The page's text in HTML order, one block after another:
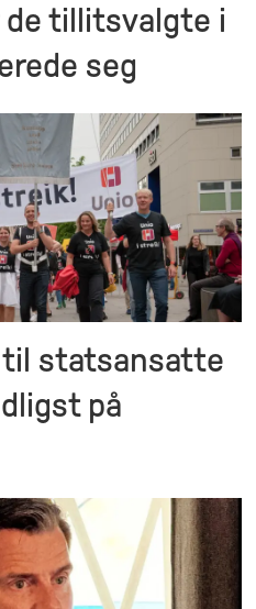
de tillitsvalgte i
seg
til statsansatte
på